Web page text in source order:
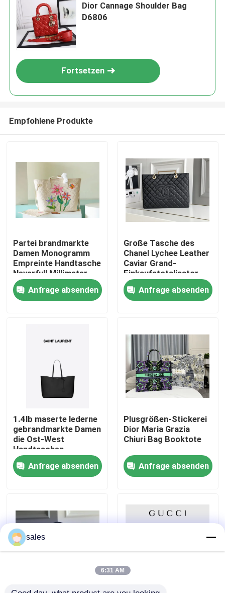
Haus
Über uns
Fabrik-Ausflug
Qualitätskontrolle
Nachrichten
Blog
Dior Cannage Shoulder Bag
D6806
Fortsetzen
Empfohlene Produkte
Partei brandmarkte
Damen Monogramm
Empreinte Handtasche
Neverfull Millimeter
mit Blumen-
Marketerie
Anfrage absenden
Große Tasche des
Chanel Lychee Leather
Caviar Grand-
Einkaufstotalisator-
GST
Anfrage absenden
1.4lb maserte lederne
gebrandmarkte Damen
die Ost-West
Handtaschen-
Schwarzes YVES
SAINT LAURENT-
Kalbsleder-Tasche
Anfrage absenden
Plusgrößen-Stickerei
Dior Maria Grazia
Chiuri Bag Booktote
Anfrage absenden
sales
6:31 AM